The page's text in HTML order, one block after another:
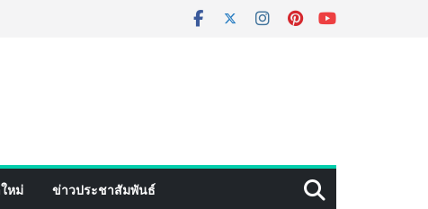
หม่ ข่าวประชาสัมพันธ์